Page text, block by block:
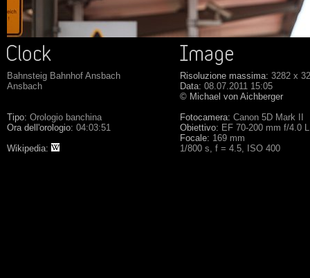
Bahnsteig Bahnhof Ansbach
Ansbach
Tipo: Orologio banchina
Ora dell'orologio: 04:03:51
Wikipedia:
Risoluzione massima: 3282 x
Data: 08.07.2011 15:05
© Michael von Aichberger
Fotocamera: Canon 5D Mark II
Obiettivo: EF 70-200 mm f/4.0
Focale: 169 mm
1/800 s, f = 4.5, ISO 400